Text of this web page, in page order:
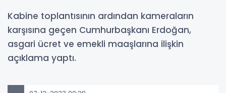
Kabine toplantısının ardından kameraların
karşısına geçen Cumhurbaşkanı Erdoğan,
asgari ücret ve emekli maaşlarına ilişkin
açıklama yaptı.